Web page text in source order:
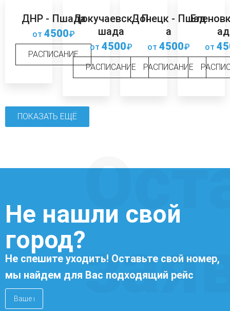
ДНР - Пшада
от 4500₽
РАСПИСАНИЕ
Докучаевск - П
шада
от 4500₽
РАСПИСАНИЕ
Донецк - Пшад
а
от 4500₽
РАСПИСАНИЕ
от
ПОКАЗАТЬ ЕЩЁ
Не нашли свой
город?
Не спешите уходить! Оставьте свой номер,
мы найдем для Вас подходящий рейс